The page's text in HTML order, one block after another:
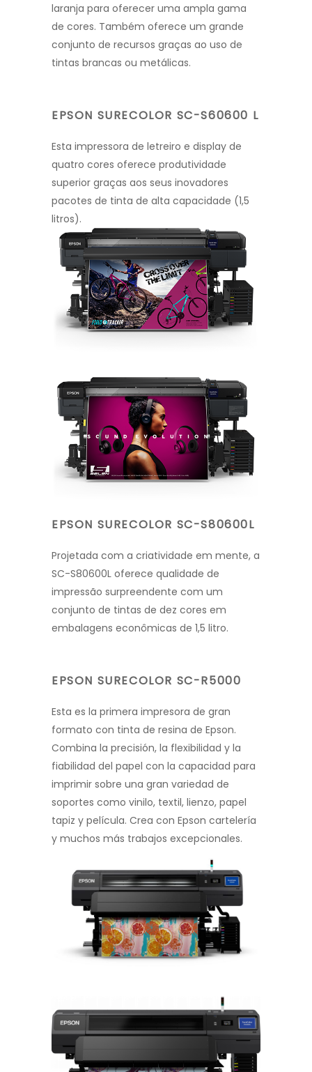
laranja para oferecer uma ampla gama
de cores. Também oferece um grande
conjunto de recursos graças ao uso de
tintas brancas ou metálicas.
EPSON SURECOLOR SC-S60600 L
Esta impressora de letreiro e display de
quatro cores oferece produtividade
superior graças aos seus inovadores
pacotes de tinta de alta capacidade (1,5
litros).
EPSON SURECOLOR SC-S80600L
Projetada com a criatividade em mente, a
SC-S80600L oferece qualidade de
impressão surpreendente com um
conjunto de tintas de dez cores em
embalagens econômicas de 1,5 litro.
EPSON SURECOLOR SC-R5000
Esta es la primera impresora de gran
formato con tinta de resina de Epson.
Combina la precisión, la flexibilidad y la
fiabilidad del papel con la capacidad para
imprimir sobre una gran variedad de
soportes como vinilo, textil, lienzo, papel
tapiz y película. Crea con Epson cartelería
y muchos más trabajos excepcionales.